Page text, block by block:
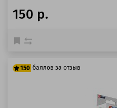
150 р.
150 баллов за отзыв